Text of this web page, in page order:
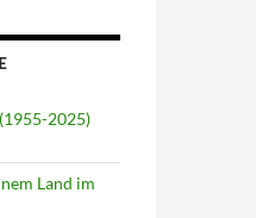
2025)
Land im